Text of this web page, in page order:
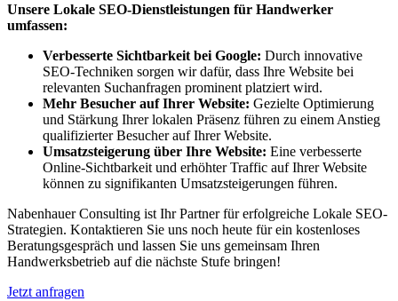
Unsere Lokale SEO-Dienstleistungen für Handwerker
umfassen:
Verbesserte Sichtbarkeit bei Google: Durch innovative
SEO-Techniken sorgen wir dafür, dass Ihre Website bei
relevanten Suchanfragen prominent platziert wird.
Mehr Besucher auf Ihrer Website: Gezielte Optimierung
und Stärkung Ihrer lokalen Präsenz führen zu einem Anstieg
qualifizierter Besucher auf Ihrer Website.
Umsatzsteigerung über Ihre Website: Eine verbesserte
Online-Sichtbarkeit und erhöhter Traffic auf Ihrer Website
können zu signifikanten Umsatzsteigerungen führen.
Nabenhauer Consulting ist Ihr Partner für erfolgreiche Lokale SEO-
Strategien. Kontaktieren Sie uns noch heute für ein kostenloses
Beratungsgespräch und lassen Sie uns gemeinsam Ihren
Handwerksbetrieb auf die nächste Stufe bringen!
Jetzt anfragen